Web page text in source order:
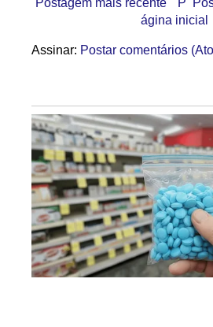
ágina inicial
Assinar: Postar comentários